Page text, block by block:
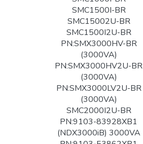
SMC1500I-BR
SMC15002U-BR
SMC1500I2U-BR
PN:SMX3000HV-BR
(3000VA)
PN:SMX3000HV2U-BR
(3000VA)
PN:SMX3000LV2U-BR
(3000VA)
SMC2000I2U-BR
PN:9103-83928XB1
(NDX3000iB) 3000VA